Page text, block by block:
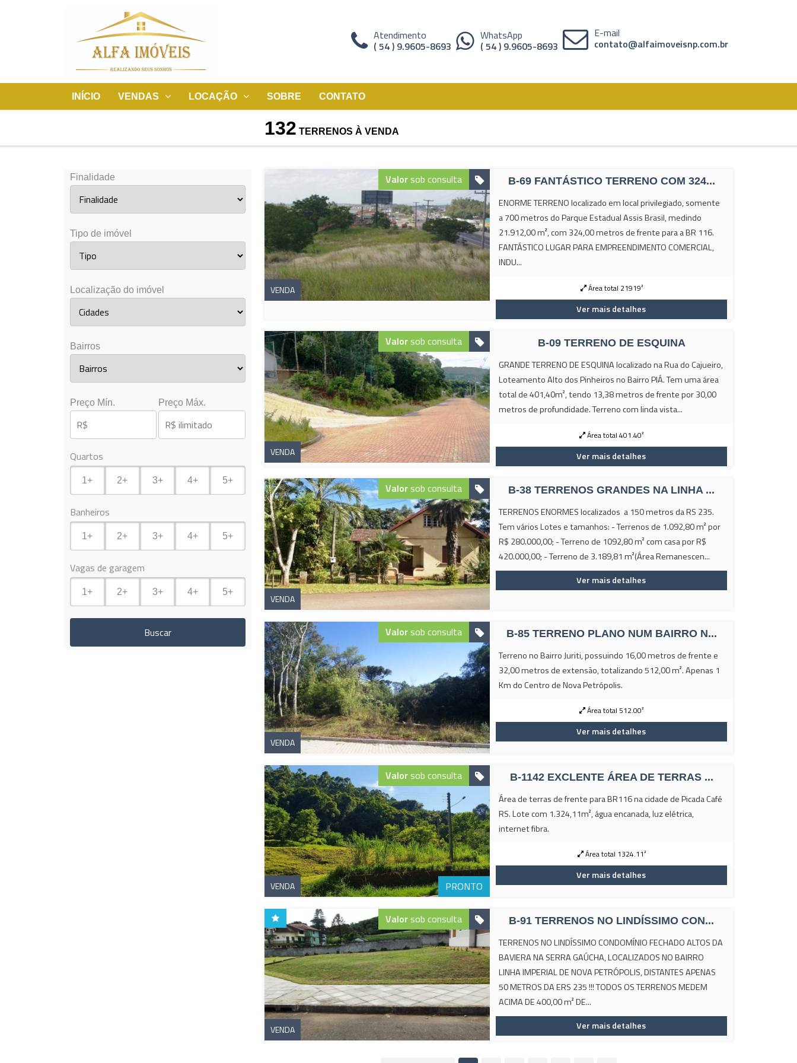
Atendimento
( 54 ) 9.9605-8693
WhatsApp
( 54 ) 9.9605-8693
E-mail
contato@alfaimoveisnp.com.br
INÍCIO VENDAS LOCAÇÃO SOBRE CONTATO
132 TERRENOS À VENDA
Valorsob consulta
VENDA
B-69 FANTÁSTICO TERRENO COM 324...
ENORME TERRENO localizado em local privilegiado, somente
a 700 metros do Parque Estadual Assis Brasil, medindo
21.912,00 m², com 324,00 metros de frente para a BR 116.
FANTÁSTICO LUGAR PARA EMPREENDIMENTO COMERCIAL,
INDU...
Área total 21919²
Ver mais detalhes
Valorsob consulta
VENDA
B-09 TERRENO DE ESQUINA
GRANDE TERRENO DE ESQUINA localizado na Rua do Cajueiro,
Loteamento Alto dos Pinheiros no Bairro PIÁ. Tem uma área
total de 401,40m², tendo 13,38 metros de frente por 30,00
metros de profundidade. Terreno com linda vista...
Área total 401.40²
Ver mais detalhes
Valorsob consulta
VENDA
B-38 TERRENOS GRANDES NA LINHA ...
TERRENOS ENORMES localizados a 150 metros da RS 235.
Tem vários Lotes e tamanhos: - Terrenos de 1.092,80 m² por
R$ 280.000,00; - Terreno de 1092,80 m² com casa por R$
420.000,00; - Terreno de 3.189,81 m²(Área Remanescen...
Ver mais detalhes
Valorsob consulta
VENDA
B-85 TERRENO PLANO NUM BAIRRO N...
Terreno no Bairro Juriti, possuindo 16,00 metros de frente e
32,00 metros de extensão, totalizando 512,00 m². Apenas 1
Km do Centro de Nova Petrópolis.
Área total 512.00²
Ver mais detalhes
PRONTO
Valorsob consulta
VENDA
B-1142 EXCLENTE ÁREA DE TERRAS ...
Área de terras de frente para BR116 na cidade de Picada Café
RS. Lote com 1.324,11m², água encanada, luz elétrica,
internet fibra.
Área total 1324.11²
Ver mais detalhes
Valorsob consulta
VENDA
B-91 TERRENOS NO LINDÍSSIMO CON...
TERRENOS NO LINDÍSSIMO CONDOMÍNIO FECHADO ALTOS DA
BAVIERA NA SERRA GAÚCHA, LOCALIZADOS NO BAIRRO
LINHA IMPERIAL DE NOVA PETRÓPOLIS, DISTANTES APENAS
50 METROS DA ERS 235 !!! TODOS OS TERRENOS MEDEM
ACIMA DE 400,00 m² DE...
Ver mais detalhes
Finalidade
Tipo de imóvel
Localização do imóvel
Bairros
Preço Mín. Preço Máx.
Quartos
1+ 2+ 3+ 4+ 5+
Banheiros
1+ 2+ 3+ 4+ 5+
Vagas de garagem
1+ 2+ 3+ 4+ 5+